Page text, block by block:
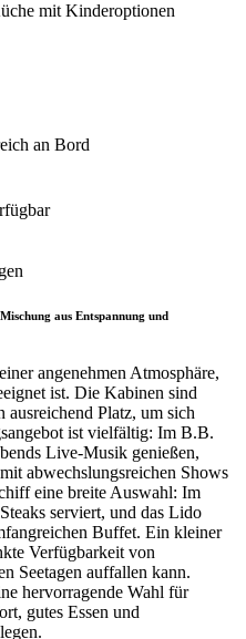
mit Kinderoptionen
an Bord
aus Entspannung und
angenehmen Atmosphäre,
ist. Die Kabinen sind
Platz, um sich
ist vielfältig: Im B.B.
Live-Musik genießen,
abwechslungsreichen Shows
eine breite Auswahl: Im
serviert, und das Lido
Buffet. Ein kleiner
Verfügbarkeit von
Seetagen auffallen kann.
hervorragende Wahl für
gutes Essen und